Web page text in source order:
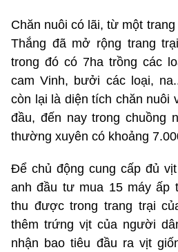
Chăn nuôi có lãi, từ một
Thắng đã mở rộng trang
trong đó có 7ha trồng các
cam Vinh, bưởi các loại,
còn lại là diện tích chăn nuôi
đầu, đến nay trong chuồng
thường xuyên có khoảng
Để chủ động cung cấp đủ
anh đầu tư mua 15 máy ấp
thu được trong trang trại
thêm trứng vịt của người
nhận bao tiêu đầu ra vịt